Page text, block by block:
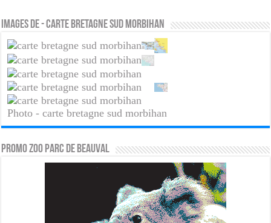
Images de - carte bretagne sud morbihan
Photo - carte bretagne sud morbihan
PROMO ZOO PARC DE BEAUVAL